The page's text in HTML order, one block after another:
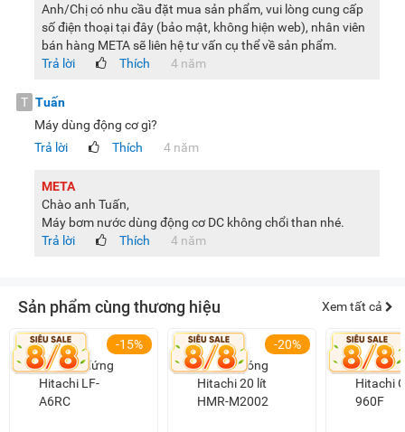
Anh/Chị có nhu cầu đặt mua sản phẩm, vui lòng cung cấp
số điện thoại tại đây (bảo mật, không hiện web), nhân viên
bán hàng META sẽ liên hệ tư vấn cụ thể về sản phẩm.
Trả lời
Thích 4 năm
T Tuấn
Máy dùng động cơ gì?
Trả lời
Thích 4 năm
META
Chào anh Tuấn,
Máy bơm nước dùng động cơ DC không chổi than nhé.
Trả lời
Thích 4 năm
Sản phẩm cùng thương hiệu Xem tất cả
-15% -20%